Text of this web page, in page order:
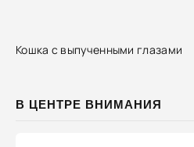
Кошка с выпученными глазами
В ЦЕНТРЕ ВНИМАНИЯ